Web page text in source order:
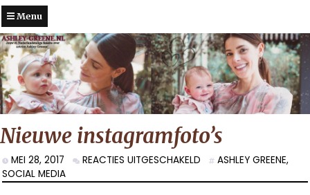
Menu
Nieuwe instagramfoto’s
MEI 28, 2017 REACTIES UITGESCHAKELD VOOR
INSTAGRAMFOTO’S
ASHLEY GREENE,
SOCIAL MEDIA